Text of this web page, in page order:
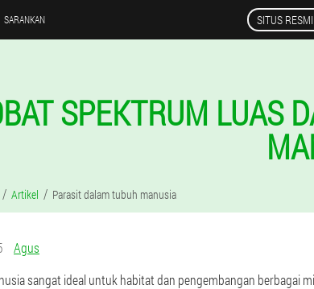
SARANKAN SITUS RESMI
SPEKTRUM LUAS
Artikel Parasit dalam tubuh manusia
Agus
sangat ideal untuk habitat dan pengembangan berbagai